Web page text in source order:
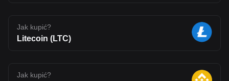
Jak kupić?
Litecoin (LTC)
Jak kupić?